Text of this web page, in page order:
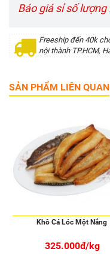
Báo giá sỉ số
Freeship đến 40k
nội thành TP.HCM,
SẢN PHẨM LIÊN QUAN
Khô Cá Lóc Một Nắng
325.000đ/kg